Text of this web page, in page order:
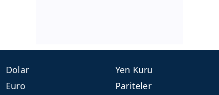
Dolar
Euro
Yen Kuru
Pariteler